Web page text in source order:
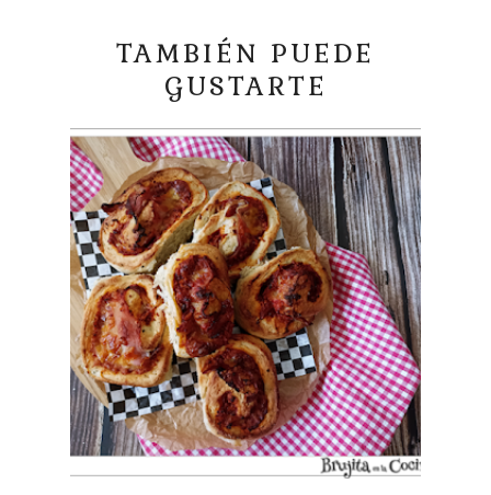
TAMBIÉN PUEDE
GUSTARTE